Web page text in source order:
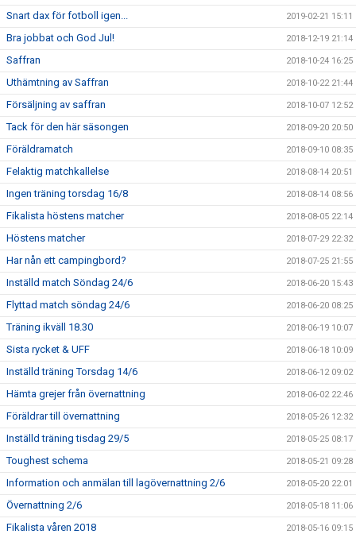
Snart dax för fotboll igen... 2019-02-21 15:11
Bra jobbat och God Jul! 2018-12-19 21:14
Saffran 2018-10-24 16:25
Uthämtning av Saffran 2018-10-22 21:44
Försäljning av saffran 2018-10-07 12:52
Tack för den här säsongen 2018-09-20 20:50
Föräldramatch 2018-09-10 08:35
Felaktig matchkallelse 2018-08-14 20:51
Ingen träning torsdag 16/8 2018-08-14 08:56
Fikalista höstens matcher 2018-08-05 22:14
Höstens matcher 2018-07-29 22:32
Har nån ett campingbord? 2018-07-25 21:55
Inställd match Söndag 24/6 2018-06-20 15:43
Flyttad match söndag 24/6 2018-06-20 08:25
Träning ikväll 18.30 2018-06-19 10:07
Sista rycket & UFF 2018-06-18 10:09
Inställd träning Torsdag 14/6 2018-06-12 09:02
Hämta grejer från övernattning 2018-06-02 22:46
Föräldrar till övernattning 2018-05-26 12:32
Inställd träning tisdag 29/5 2018-05-25 08:17
Toughest schema 2018-05-21 09:28
Information och anmälan till lagövernattning 2/6 2018-05-20 22:01
Övernattning 2/6 2018-05-18 11:06
Fikalista våren 2018 2018-05-16 09:15